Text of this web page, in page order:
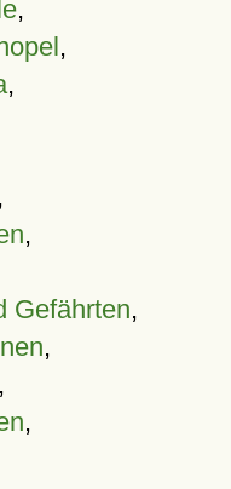
,
,
,
,
Gefährten,
,
,
,